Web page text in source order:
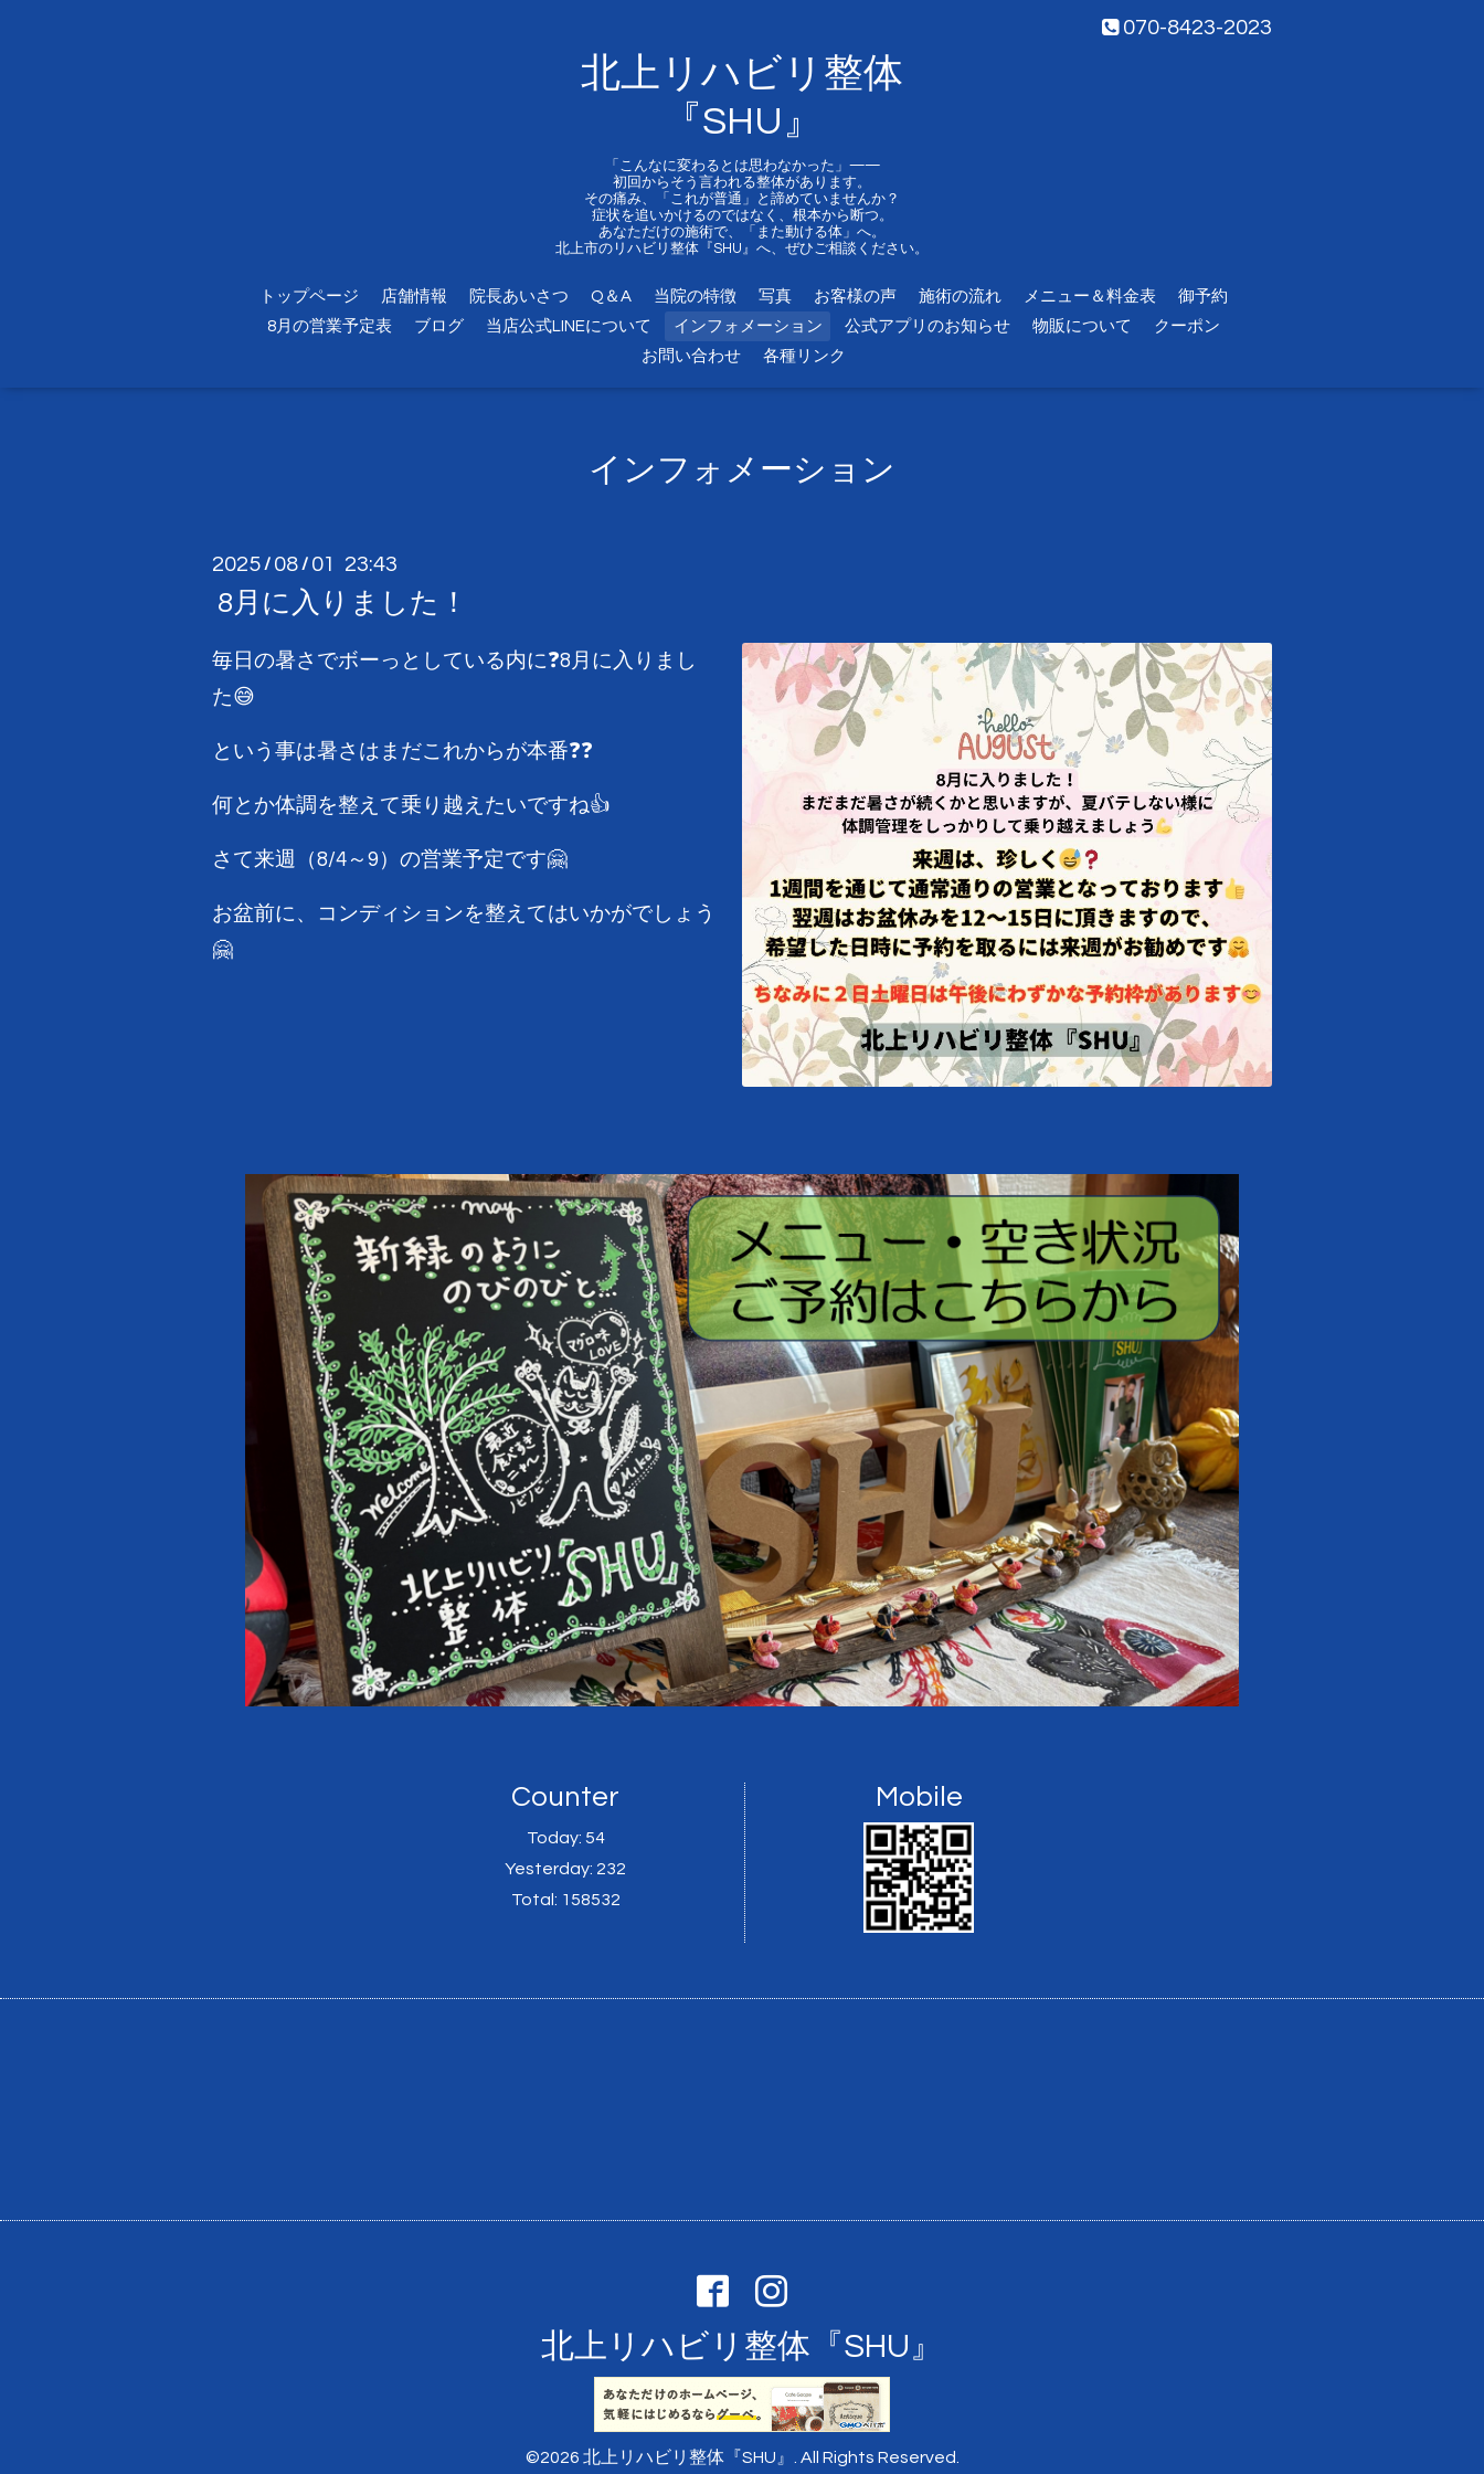
070-8423-2023
北上リハビリ整体
『SHU』
「こんなに変わるとは思わなかった」——
初回からそう言われる整体があります。
その痛み、「これが普通」と諦めていませんか？
症状を追いかけるのではなく、根本から断つ。
あなただけの施術で、「また動ける体」へ。
北上市のリハビリ整体『SHU』へ、ぜひご相談ください。
トップページ 店舗情報 院長あいさつ Q＆A 当院の特徴 写真 お客様の声 施術の流れ メニュー＆料金表
御予約
8月の営業予定表
ブログ 当店公式LINEについて インフォメーション 公式アプリのお知らせ 物販について
クーポン
お問い合わせ
各種リンク
インフォメーション
2025 / 08 / 01 23:43
8月に入りました！
毎日の暑さでボーっとしている内に❓8月に入りまし
た😅
という事は暑さはまだこれからが本番❓❓
何とか体調を整えて乗り越えたいですね👍
さて来週（8/4～9）の営業予定です🤗
お盆前に、コンディションを整えてはいかがでしょう
🤗
Counter
Today: 54
Yesterday: 232
Total: 158532
Mobile
北上リハビリ整体『SHU』
©2026 北上リハビリ整体『SHU』 . All Rights Reserved.